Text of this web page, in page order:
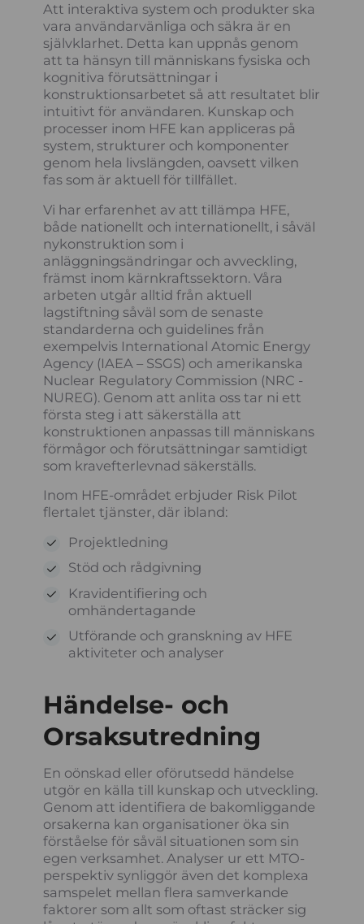
Att interaktiva system och produkter ska
vara användarvänliga och säkra är en
självklarhet. Detta kan uppnås genom
att ta hänsyn till människans fysiska och
kognitiva förutsättningar i
konstruktionsarbetet så att resultatet blir
intuitivt för användaren. Kunskap och
processer inom HFE kan appliceras på
system, strukturer och komponenter
genom hela livslängden, oavsett vilken
fas som är aktuell för tillfället.
Vi har erfarenhet av att tillämpa HFE,
både nationellt och internationellt, i såväl
nykonstruktion som i
anläggningsändringar och avveckling,
främst inom kärnkraftssektorn. Våra
arbeten utgår alltid från aktuell
lagstiftning såväl som de senaste
standarderna och guidelines från
exempelvis International Atomic Energy
Agency (IAEA – SSGS) och amerikanska
Nuclear Regulatory Commission (NRC -
NUREG). Genom att anlita oss tar ni ett
första steg i att säkerställa att
konstruktionen anpassas till människans
förmågor och förutsättningar samtidigt
som kravefterlevnad säkerställs.
Inom HFE-området erbjuder Risk Pilot
flertalet tjänster, där ibland:
Projektledning
Stöd och rådgivning
Kravidentifiering och
omhändertagande
Utförande och granskning av HFE
aktiviteter och analyser
Händelse- och
Orsaksutredning
En oönskad eller oförutsedd händelse
utgör en källa till kunskap och utveckling.
Genom att identifiera de bakomliggande
orsakerna kan organisationer öka sin
förståelse för såväl situationen som sin
egen verksamhet. Analyser ur ett MTO-
perspektiv synliggör även det komplexa
samspelet mellan flera samverkande
faktorer som allt som oftast sträcker sig